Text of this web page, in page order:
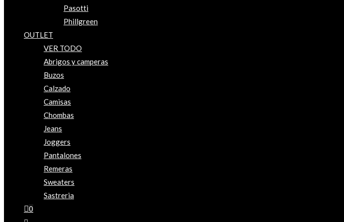
Pasotti
Phillgreen
OUTLET
VER TODO
Abrigos y camperas
Buzos
Calzado
Camisas
Chombas
Jeans
Joggers
Pantalones
Remeras
Sweaters
Sastreria
0